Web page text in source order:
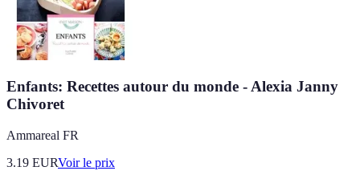
Enfants: Recettes autour du monde - Alexia Janny
Chivoret
Ammareal FR
3.19 EURVoir le prix